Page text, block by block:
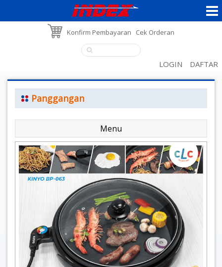
Konfirm Pembayaran Cek Orderan
LOGIN DAFTAR
Panggangan
Menu